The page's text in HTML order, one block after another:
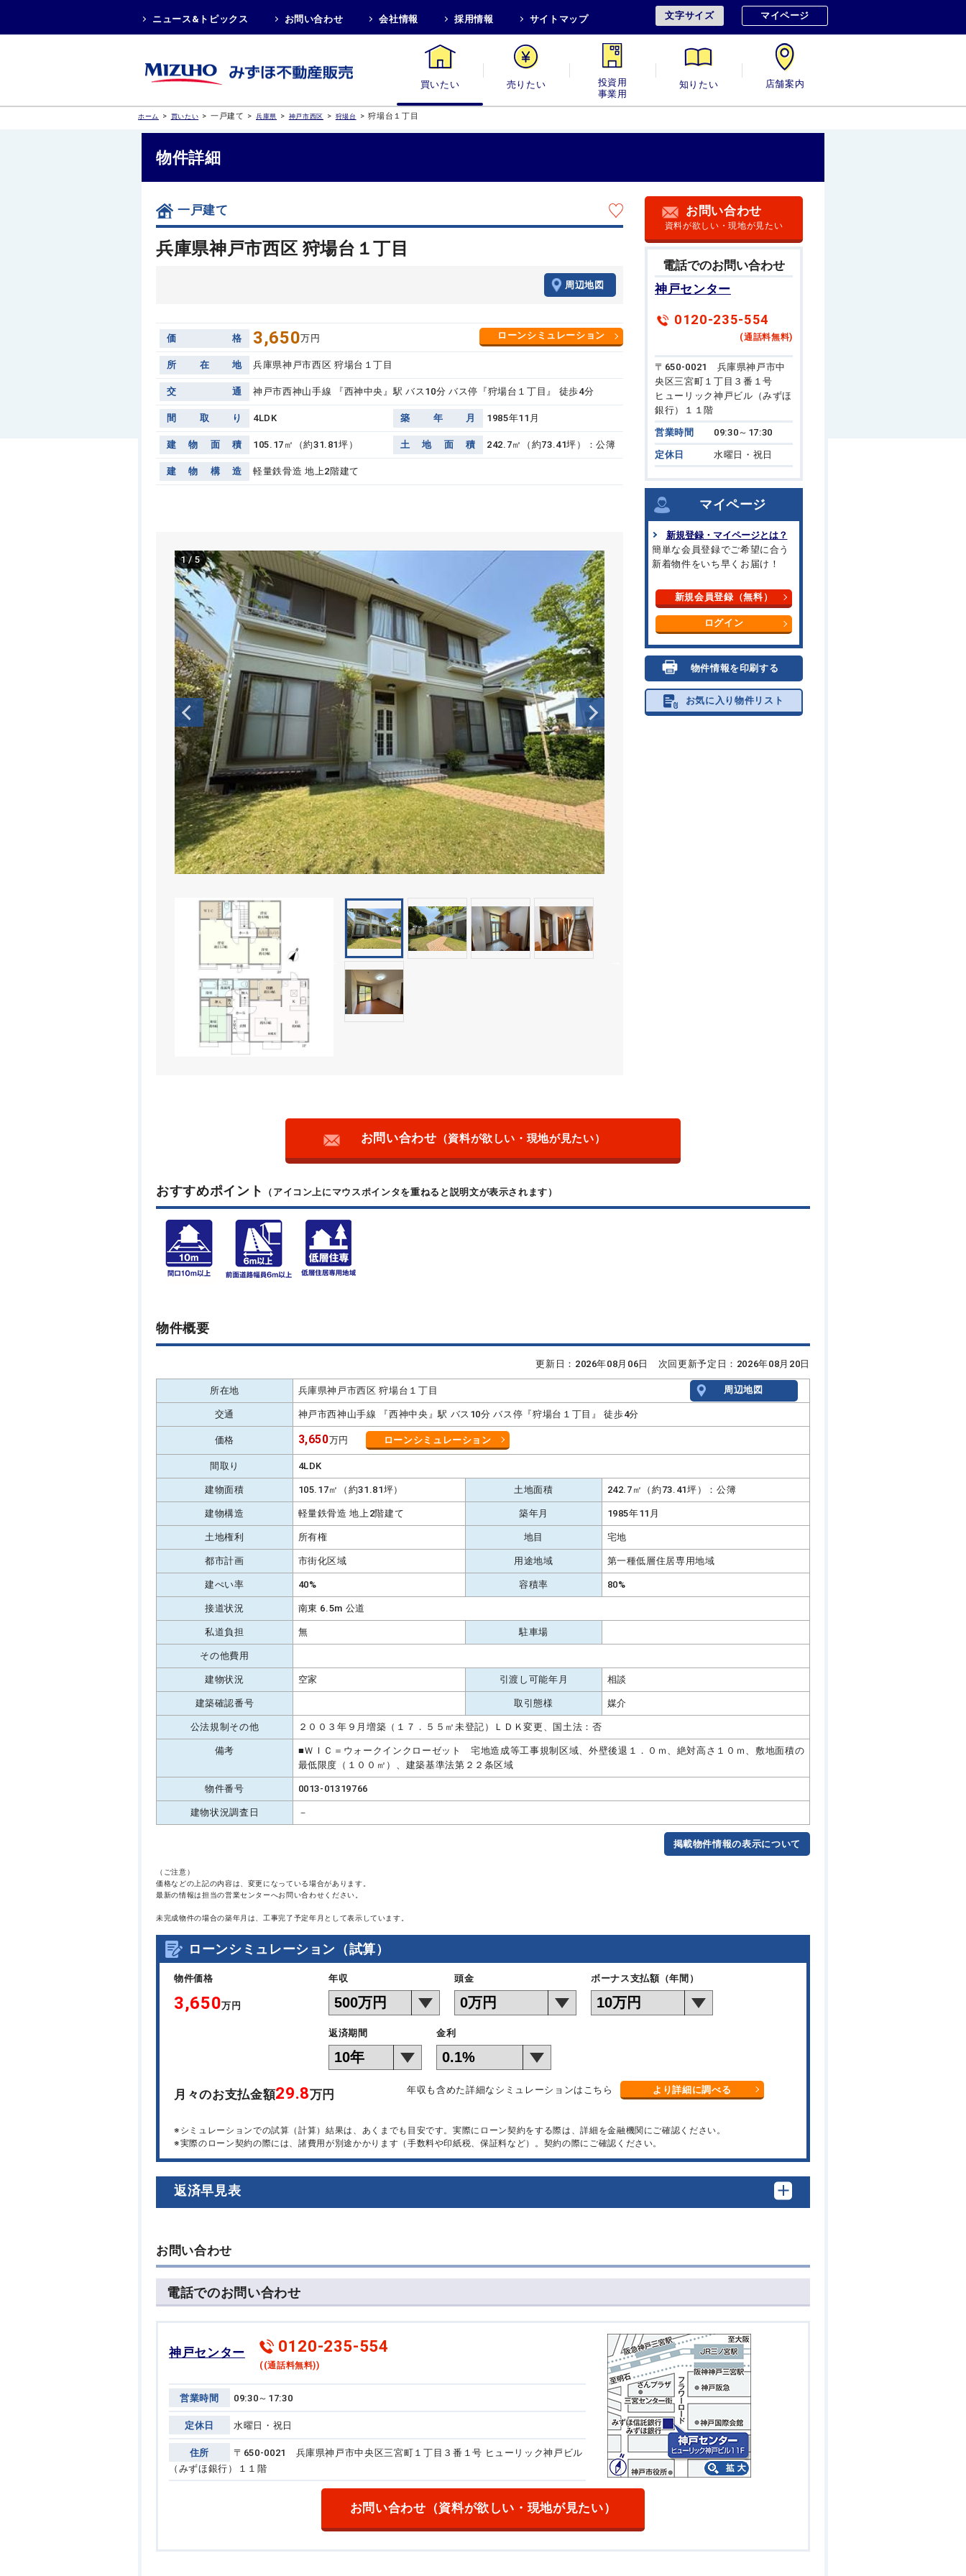
ニュース&トピックス お問い合わせ 会社情報 採用情報 サイトマップ 文字サイズ マイページ
買いたい 売りたい 投資用・事業用 知りたい 店舗案内
ホーム > 買いたい > 一戸建て > 兵庫県 > 神戸市西区 > 狩場台 > 狩場台１丁目
物件詳細
一戸建て
兵庫県神戸市西区 狩場台１丁目
周辺地図
価 格 3,650万円 ローンシミュレーション
所 在 地 兵庫県神戸市西区 狩場台１丁目
交 通 神戸市西神山手線 『西神中央』駅 バス10分 バス停『狩場台１丁目』 徒歩4分
間 取 り 4LDK 築 年 月 1985年11月
建 物 面 積 105.17㎡（約31.81坪） 土 地 面 積 242.7㎡（約73.41坪）：公簿
建 物 構 造 軽量鉄骨造 地上2階建て
1/5
お問い合わせ
資料が欲しい・現地が見たい
電話でのお問い合わせ
神戸センター
0120-235-554
(通話料無料)
〒650-0021 兵庫県神戸市中
央区三宮町１丁目３番１号
ヒューリック神戸ビル（みずほ
銀行）１１階
営業時間 09:30～17:30
定休日 水曜日・祝日
マイページ
新規登録・マイページとは？
簡単な会員登録でご希望に合う
新着物件をいち早くお届け！
新規会員登録（無料）
ログイン
物件情報を印刷する
お気に入り物件リスト
お問い合わせ （資料が欲しい・現地が見たい）
おすすめポイント （アイコン上にマウスポインタを重ねると説明文が表示されます）
物件概要
更新日：2026年08月06日 次回更新予定日：2026年08月20日
所在地 兵庫県神戸市西区 狩場台１丁目 周辺地図
交通 神戸市西神山手線 『西神中央』駅 バス10分 バス停『狩場台１丁目』 徒歩4分
価格 3,650万円 ローンシミュレーション
間取り 4LDK
建物面積 105.17㎡（約31.81坪） 土地面積 242.7㎡（約73.41坪）：公簿
建物構造 軽量鉄骨造 地上2階建て 築年月 1985年11月
土地権利 所有権 地目 宅地
都市計画 市街化区域 用途地域 第一種低層住居専用地域
建ぺい率 40% 容積率 80%
接道状況 南東 6.5m 公道
私道負担 無 駐車場
その他費用
建物状況 空家 引渡し可能年月 相談
建築確認番号 取引態様 媒介
公法規制その他 ２００３年９月増築（１７．５５㎡未登記）ＬＤＫ変更、国土法：否
備考
■ＷＩＣ＝ウォークインクローゼット 宅地造成等工事規制区域、外壁後退１．０ｍ、絶対高さ１０ｍ、敷地面積の
最低限度（１００㎡）、建築基準法第２２条区域
物件番号 0013-01319766
建物状況調査日 －
掲載物件情報の表示について
（ご注意）
価格などの上記の内容は、変更になっている場合があります。
最新の情報は担当の営業センターへお問い合わせください。
未完成物件の場合の築年月は、工事完了予定年月として表示しています。
ローンシミュレーション（試算）
物件価格
3,650万円
年収 頭金 ボーナス支払額（年間）
返済期間 金利
月々のお支払金額29.8万円 年収も含めた詳細なシミュレーションはこちら より詳細に調べる
※シミュレーションでの試算（計算）結果は、あくまでも目安です。実際にローン契約をする際は、詳細を金融機関にご確認ください。
※実際のローン契約の際には、諸費用が別途かかります（手数料や印紙税、保証料など）。契約の際にご確認ください。
返済早見表
お問い合わせ
電話でのお問い合わせ
神戸センター 0120-235-554
((通話料無料))
営業時間 09:30～17:30
定休日 水曜日・祝日
住所 〒650-0021 兵庫県神戸市中央区三宮町１丁目３番１号 ヒューリック神戸ビル
（みずほ銀行）１１階
お問い合わせ （資料が欲しい・現地が見たい）